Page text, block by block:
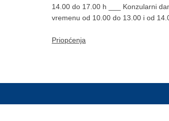
14.00 do 17.00 h ___ Konzularni
vremenu od 10.00 do 13.00 i od
Priopćenja